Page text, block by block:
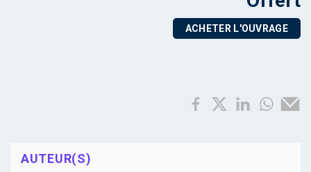
ACHETER L'OUVRAGE
AUTEUR(S)